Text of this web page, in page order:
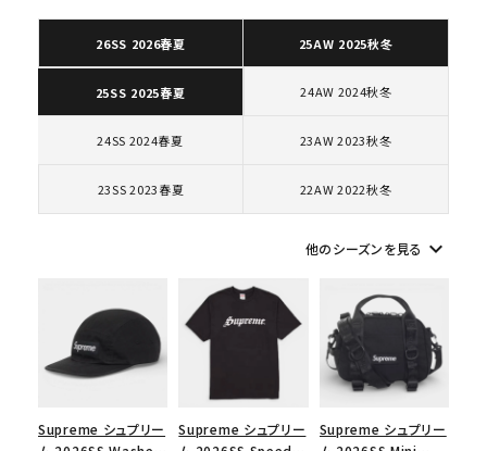
シーズンから探す
並び順
価格から探す
円 ～
円
絞り込んで検索する
26SS 2026春夏 25AW 2025秋冬
25SS 2025春夏 24AW 2024秋冬
24SS 2024春夏 23AW 2023秋冬
23SS 2023春夏 22AW 2022秋冬
他のシーズンを見る keyboard_arrow_down
Supreme シュプリー
Supreme シュプリー
Supreme シュプリー